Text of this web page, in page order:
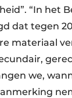
“In het
dat tegen
materiaal
we,